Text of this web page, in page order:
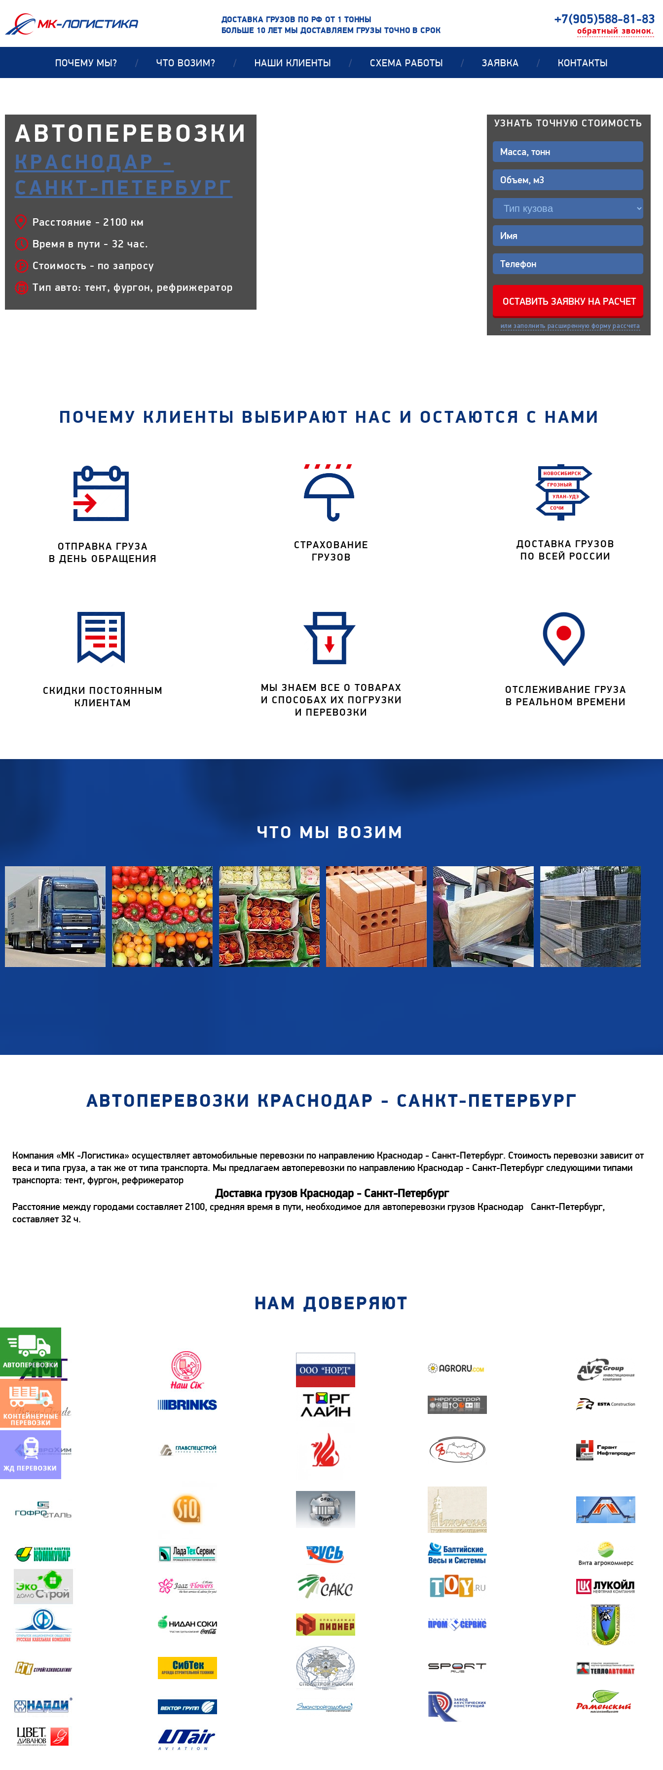
ДОСТАВКА ГРУЗОВ ПО РФ ОТ 1 ТОННЫ
БОЛЬШЕ 10 ЛЕТ МЫ ДОСТАВЛЯЕМ ГРУЗЫ ТОЧНО В СРОК
+7(905)588-81-83
обратный звонок.
ПОЧЕМУ МЫ? / ЧТО ВОЗИМ? / НАШИ КЛИЕНТЫ / СХЕМА РАБОТЫ / ЗАЯВКА / КОНТАКТЫ
АВТОПЕРЕВОЗКИ
КРАСНОДАР -
САНКТ-ПЕТЕРБУРГ
Расстояние - 2100 км
Время в пути - 32 час.
Стоимость - по запросу
Тип авто: тент, фургон, рефрижератор
УЗНАТЬ ТОЧНУЮ СТОИМОСТЬ
или заполнить расширенную форму рассчета
ПОЧЕМУ КЛИЕНТЫ ВЫБИРАЮТ НАС И ОСТАЮТСЯ С НАМИ
ОТПРАВКА ГРУЗА
В ДЕНЬ ОБРАЩЕНИЯ
СТРАХОВАНИЕ
ГРУЗОВ
ДОСТАВКА ГРУЗОВ
ПО ВСЕЙ РОССИИ
СКИДКИ ПОСТОЯННЫМ
КЛИЕНТАМ
МЫ ЗНАЕМ ВСЕ О ТОВАРАХ
И СПОСОБАХ ИХ ПОГРУЗКИ
И ПЕРЕВОЗКИ
ОТСЛЕЖИВАНИЕ ГРУЗА
В РЕАЛЬНОМ ВРЕМЕНИ
ЧТО МЫ ВОЗИМ
АВТОПЕРЕВОЗКИ КРАСНОДАР - САНКТ-ПЕТЕРБУРГ
Компания «МК -Логистика» осуществляет автомобильные перевозки по направлению Краснодар - Санкт-Петербург. Стоимость перевозки зависит от
веса и типа груза, а так же от типа транспорта. Мы предлагаем автоперевозки по направлению Краснодар - Санкт-Петербург следующими типами
транспорта: тент, фургон, рефрижератор
Доставка грузов Краснодар - Санкт-Петербург
Расстояние между городами составляет 2100, средняя время в пути, необходимое для автоперевозки грузов Краснодар Санкт-Петербург,
составляет 32 ч.
НАМ ДОВЕРЯЮТ